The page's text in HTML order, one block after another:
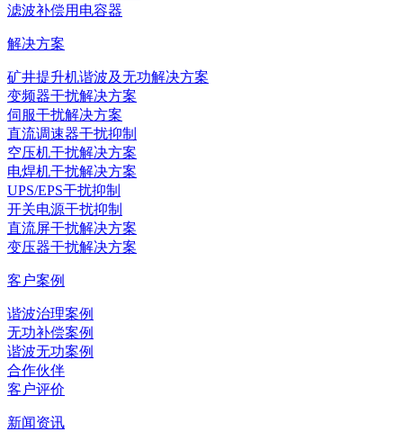
滤波补偿用电容器
解决方案
矿井提升机谐波及无功解决方案
变频器干扰解决方案
伺服干扰解决方案
直流调速器干扰抑制
空压机干扰解决方案
电焊机干扰解决方案
UPS/EPS干扰抑制
开关电源干扰抑制
直流屏干扰解决方案
变压器干扰解决方案
客户案例
谐波治理案例
无功补偿案例
谐波无功案例
合作伙伴
客户评价
新闻资讯